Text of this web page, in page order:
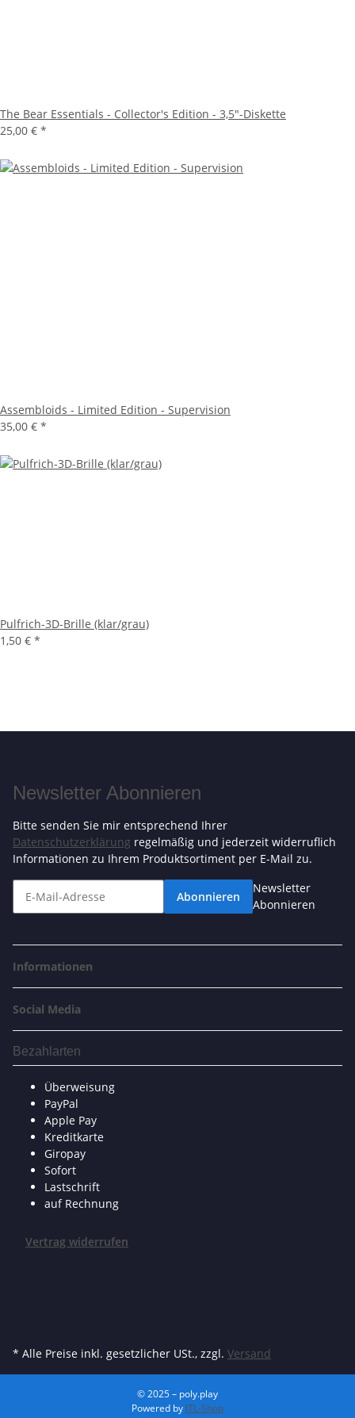
The Bear Essentials - Collector's Edition - 3,5"-Diskette
25,00 € *
Assembloids - Limited Edition - Supervision
35,00 € *
Pulfrich-3D-Brille (klar/grau)
1,50 € *
Newsletter Abonnieren
Bitte senden Sie mir entsprechend Ihrer
Datenschutzerklärung regelmäßig und jederzeit widerruflich
Informationen zu Ihrem Produktsortiment per E-Mail zu.
Abonnieren
Newsletter
Abonnieren
Informationen
Social Media
Bezahlarten
Überweisung
PayPal
Apple Pay
Kreditkarte
Giropay
Sofort
Lastschrift
auf Rechnung
Vertrag widerrufen
* Alle Preise inkl. gesetzlicher USt., zzgl. Versand
© 2025 – poly.play
Powered by JTL-Shop